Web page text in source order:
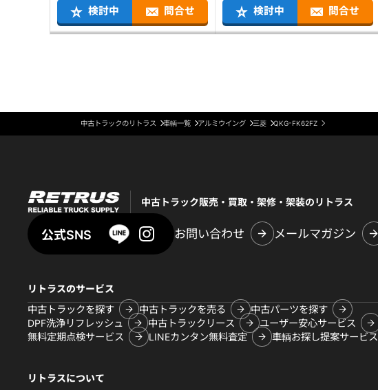
検討中 問合せ 検討中 問合せ
中古トラックのリトラス 車輌一覧 アルミウイング 三菱 QKG-FK62FZ
中古トラック販売・買取・架修・架装のリトラス
公式SNS お問い合わせ メールマガジン
リトラスのサービス
中古トラックを探す
中古トラックを売る
中古パーツを探す
DPF洗浄リフレッシュ
中古トラックリース
ユーザー安心サービス
無料定期点検サービス
LINEカンタン無料査定 車輌お探し提案サービス
リトラスについて